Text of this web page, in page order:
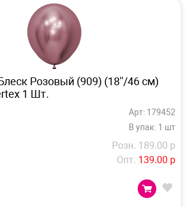
Розовый (909) (18''/46 см)
1 Шт.
Арт: 179452
В упак: 1 шт
Розн. 189.00 р
Опт. 139.00 р